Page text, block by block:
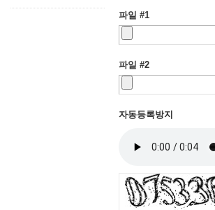
파일 #1
파일 #2
자동등록방지